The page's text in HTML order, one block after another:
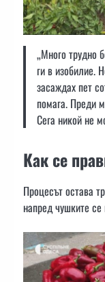
„Много трудно
ги в изобилие.
засаждах пет
помага. Преди
Сега никой не
Как се
Процесът остава
напред чушките се